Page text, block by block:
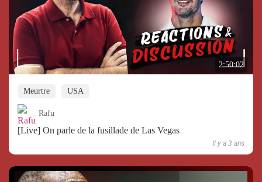
2:50:02
Meurtre USA
Rafu
[Live] On parle de la fusillade de Las Vegas
Il y a 3 ans